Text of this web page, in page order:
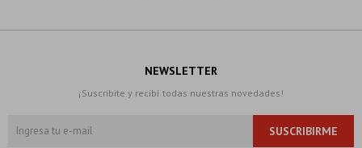
NEWSLETTER
¡Suscribite y recibí todas nuestras novedades!
SUSCRIBIRME